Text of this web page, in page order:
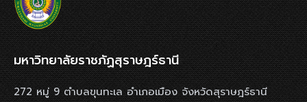
มหาวิทยาลัยราชภัฏสุราษฎร์ธานี
272 หมู่ 9 ตำบลขุนทะเล อำเภอเมือง จังหวัดสุราษฎร์ธานี